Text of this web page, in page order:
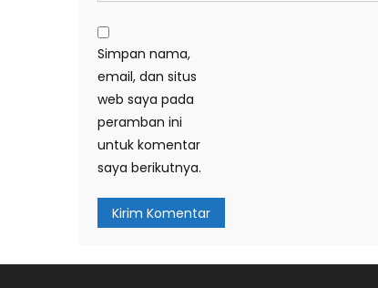
Simpan nama,
email, dan situs
web saya pada
peramban ini
untuk komentar
saya berikutnya.